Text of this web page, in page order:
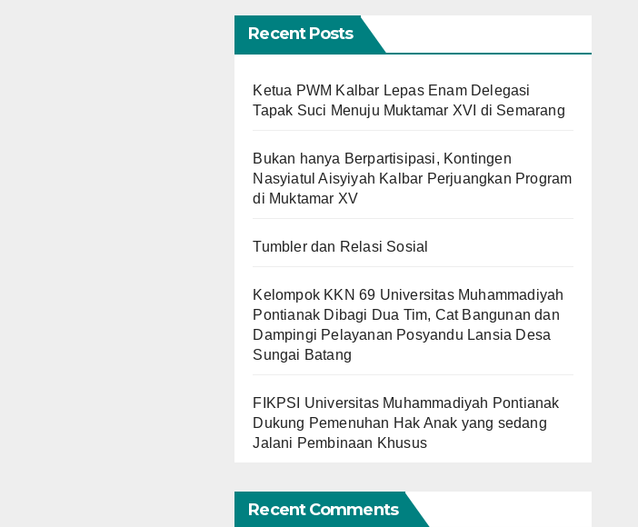
Recent Posts
Ketua PWM Kalbar Lepas Enam Delegasi
Tapak Suci Menuju Muktamar XVI di Semarang
Bukan hanya Berpartisipasi, Kontingen
Nasyiatul Aisyiyah Kalbar Perjuangkan Program
di Muktamar XV
Tumbler dan Relasi Sosial
Kelompok KKN 69 Universitas Muhammadiyah
Pontianak Dibagi Dua Tim, Cat Bangunan dan
Dampingi Pelayanan Posyandu Lansia Desa
Sungai Batang
FIKPSI Universitas Muhammadiyah Pontianak
Dukung Pemenuhan Hak Anak yang sedang
Jalani Pembinaan Khusus
Recent Comments